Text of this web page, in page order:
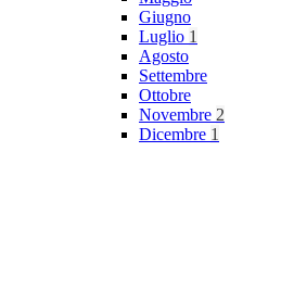
Giugno
Luglio 1
Agosto
Settembre
Ottobre
Novembre 2
Dicembre 1